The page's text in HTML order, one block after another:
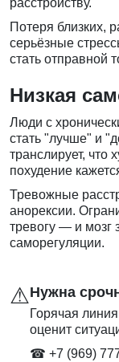
расстройству.
Потеря близких,
серьёзные
стать отправной
Низкая
Люди с
стать "лучше" и
транслирует, что
похудение
Тревожные
анорексии.
тревогу — и мозг
саморегуляции.
⚠Нужна
Горячая линия
оценит
☎ +7 (969)